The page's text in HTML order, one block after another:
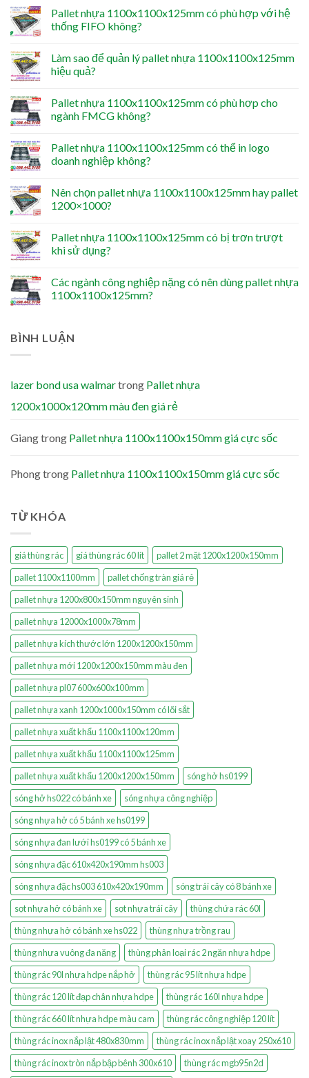
Pallet nhựa 1100x1100x125mm có phù hợp với hệ
thống FIFO không?
Làm sao để quản lý pallet nhựa 1100x1100x125mm
hiệu quả?
Pallet nhựa 1100x1100x125mm có phù hợp cho
ngành FMCG không?
Pallet nhựa 1100x1100x125mm có thể in logo
doanh nghiệp không?
Nên chọn pallet nhựa 1100x1100x125mm hay pallet
1200×1000?
Pallet nhựa 1100x1100x125mm có bị trơn trượt
khi sử dụng?
Các ngành công nghiệp nặng có nên dùng pallet nhựa
1100x1100x125mm?
BÌNH LUẬN
lazer bond usa walmartrong Pallet nhựa
1200x1000x120mm màu đen giá rẻ
Giangtrong Pallet nhựa 1100x1100x150mm giá cực sốc
Phongtrong Pallet nhựa 1100x1100x150mm giá cực sốc
TỪ KHÓA
giá thùng rác giá thùng rác 60 lít
pallet 2 mặt 1200x1200x150mm
pallet 1100x1100mm
pallet chống tràn giá rẻ
pallet nhựa 1200x800x150mm nguyên sinh
pallet nhựa 12000x1000x78mm
pallet nhựa kích thước lớn 1200x1200x150mm
pallet nhựa mới 1200x1200x150mm màu đen
pallet nhựa pl07 600x600x100mm
pallet nhựa xanh 1200x1000x150mm có lõi sắt
pallet nhựa xuất khẩu 1100x1100x120mm
pallet nhựa xuất khẩu 1100x1100x125mm
pallet nhựa xuất khẩu 1200x1200x150mm
sóng hở hs0199
sóng hở hs022 có bánh xe
sóng nhựa công nghiệp
sóng nhựa hở có 5 bánh xe hs0199
sóng nhựa đan lưới hs0199 có 5 bánh xe
sóng nhựa đặc 610x420x190mm hs003
sóng nhựa đặc hs003 610x420x190mm
sóng trái cây có 8 bánh xe
sọt nhựa hở có bánh xe
sọt nhựa trái cây
thùng chứa rác 60l
thùng nhựa hở có bánh xe hs022
thùng nhựa trồng rau
thùng nhựa vuông đa năng
thùng phân loại rác 2 ngăn nhựa hdpe
thùng rác 90l nhựa hdpe nắp hở
thùng rác 95 lít nhựa hdpe
thùng rác 120 lít đạp chân nhựa hdpe
thùng rác 160l nhựa hdpe
thùng rác 660 lít nhựa hdpe màu cam
thùng rác công nghiệp 120 lít
thùng rác inox nắp lật 480x830mm
thùng rác inox nắp lật xoay 250x610
thùng rác inox tròn nắp bập bênh 300x610
thùng rác mgb95n2d